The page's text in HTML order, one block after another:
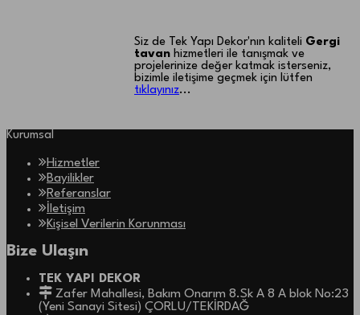
Siz de Tek Yapı Dekor'nın kaliteli Gergi
tavan hizmetleri ile tanışmak ve
projelerinize değer katmak isterseniz,
bizimle iletişime geçmek için lütfen
tıklayınız...
Kurumsal
Hizmetler
Bayilikler
Referanslar
İletişim
Kişisel Verilerin Korunması
Bize Ulaşın
TEK YAPI DEKOR
Zafer Mahallesi, Bakım Onarım 8.Sk A 8 A blok No:23
(Yeni Sanayi Sitesi) ÇORLU/TEKİRDAĞ